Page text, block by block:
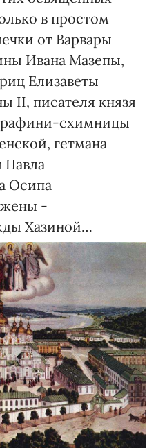
в простом
от Варвары
Ивана Мазепы,
Елизаветы
II, писателя князя
схимницы
гетмана
Павла
Осипа
жены -
Хазиной…